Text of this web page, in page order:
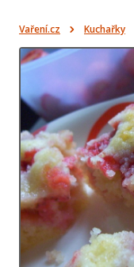
Vaření.cz Kuchařky